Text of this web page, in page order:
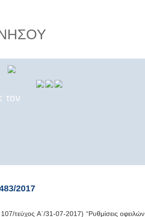
τον
2017
τεύχος Α΄/31-07-2017) “Ρυθμίσεις οφειλών